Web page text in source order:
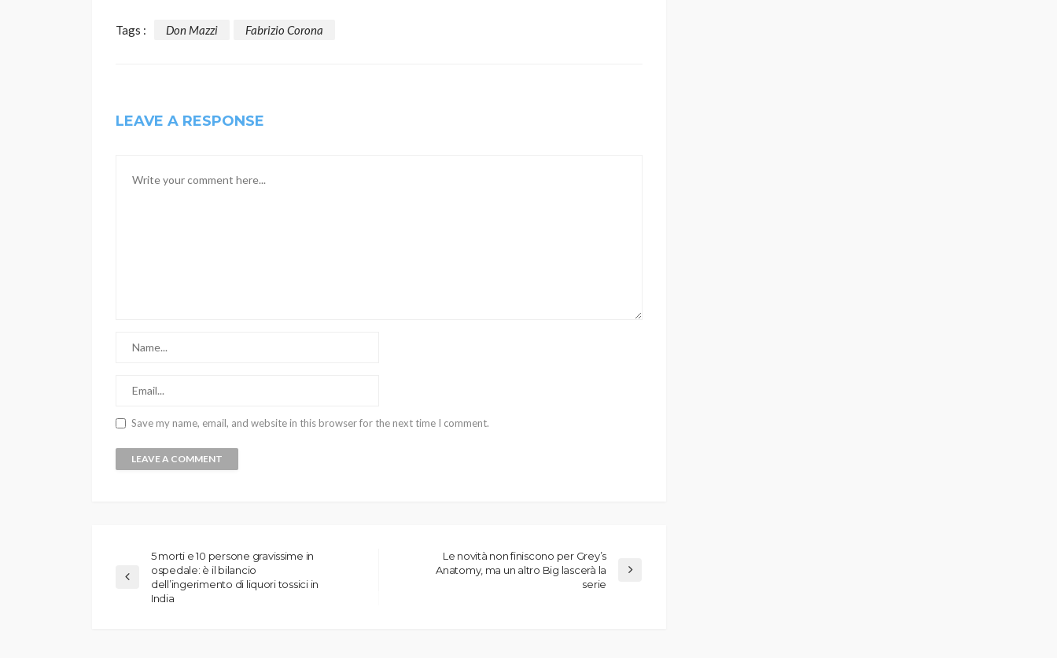
Tags : Don Mazzi Fabrizio Corona
LEAVE A RESPONSE
Save my name, email, and website in this browser for the next time I comment.
5 morti e 10 persone gravissime in
ospedale: è il bilancio
dell’ingerimento di liquori tossici in
India
Le novità non finiscono per Grey’s
Anatomy, ma un altro Big lascerà la
serie